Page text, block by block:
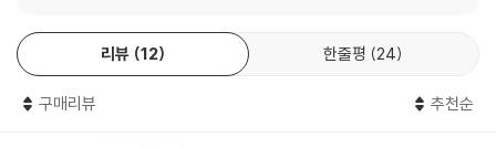
리뷰 12 한줄평 24
구매리뷰 추천순